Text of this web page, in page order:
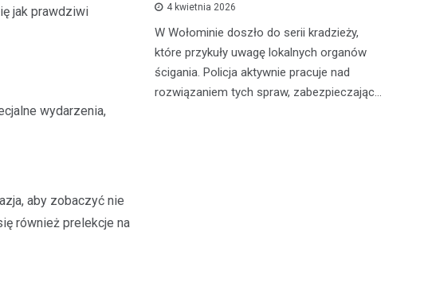
jak prawdziwi
wydarzenia,
aby zobaczyć nie
również prelekcje na
4 kwietnia 2026
W Wołominie doszło do serii kradzieży,
które przykuły uwagę lokalnych organów
ścigania. Policja aktywnie pracuje nad
rozwiązaniem tych spraw, zabezpieczając…